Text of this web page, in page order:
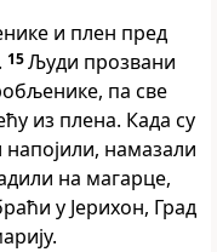
и плен пред
15Људи прозвани
па све
из плена. Када су
намазали
на магарце,
у Јерихон, Град